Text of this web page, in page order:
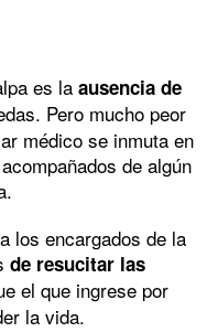
es la ausencia de
Pero mucho peor
médico se inmuta en
de algún
los encargados de la
de resucitar las
el que ingrese por
la vida.